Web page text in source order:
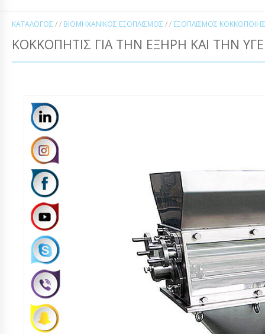
ΚΑΤΆΛΟΓΟΣ / / ΒΙΟΜΗΧΑΝΙΚΌΣ ΕΞΟΠΛΙΣΜΌΣ / / ΕΞΟΠΛΙΣΜΌΣ
ΚΟΚΚΟΠΗΤΊΣ ΓΙΑ ΤΗΝ ΕΞΉΡΗ ΚΑΙ ΤΗΝ